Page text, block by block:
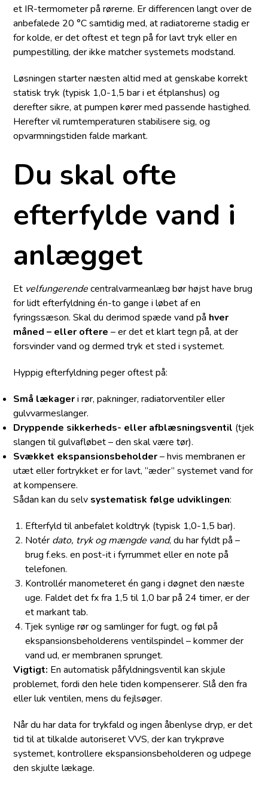
et IR-termometer på rørerne. Er differencen langt over de
anbefalede 20 °C samtidig med, at radiatorerne stadig er
for kolde, er det oftest et tegn på for lavt tryk eller en
pumpestilling, der ikke matcher systemets modstand.
Løsningen starter næsten altid med at genskabe korrekt
statisk tryk (typisk 1,0-1,5 bar i et étplanshus) og
derefter sikre, at pumpen kører med passende hastighed.
Herefter vil rumtemperaturen stabilisere sig, og
opvarmnings­tiden falde markant.
Du skal ofte
efterfylde vand i
anlægget
Et velfungerendecentralvarmeanlæg bør højst have brug
for lidt efterfyldning én-to gange i løbet af en
fyringssæson. Skal du derimod spæde vand på hver
måned – eller oftere – er det et klart tegn på, at der
forsvinder vand og dermed tryk et sted i systemet.
Hyppig efterfyldning peger oftest på:
Små lækageri rør, pakninger, radiatorventiler eller
gulvvarmeslanger.
Dryppende sikkerheds- eller afblæsningsventil (tjek
slangen til gulvafløbet – den skal være tør).
Svækket ekspansionsbeholder– hvis membranen er
utæt eller fortrykket er for lavt, ”æder” systemet vand for
at kompensere.
Sådan kan du selv systematisk følge udviklingen:
Efterfyld til anbefalet koldtryk (typisk 1,0-1,5 bar).
Notér dato, tryk og mængde vand, du har fyldt på –
brug f.eks. en post-it i fyrrummet eller en note på
telefonen.
Kontrollér manometeret én gang i døgnet den næste
uge. Faldet det fx fra 1,5 til 1,0 bar på 24 timer, er der
et markant tab.
Tjek synlige rør og samlinger for fugt, og føl på
ekspansionsbeholderens ventilspindel – kommer der
vand ud, er membranen sprunget.
Vigtigt: En automatisk påfyldningsventil kan skjule
problemet, fordi den hele tiden kompenserer. Slå den fra
eller luk ventilen, mens du fejlsøger.
Når du har data for trykfald og ingen åbenlyse dryp, er det
tid til at tilkalde autoriseret VVS, der kan trykprøve
systemet, kontrollere ekspansionsbeholderen og udpege
den skjulte lækage.